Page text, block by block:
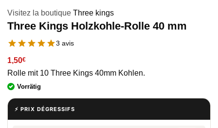
Visitez la boutique Three kings
Three Kings Holzkohle-Rolle 40 mm
3 avis
1,50€
Rolle mit 10 Three Kings 40mm Kohlen.
Vorrätig
⚡ PRIX DÉGRESSIFS